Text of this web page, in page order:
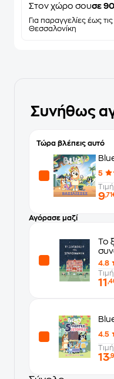
Στον χώρο σουσε
Για παραγγελίες έως
Θεσσαλονίκη
Συνήθως
Τώρα βλέπεις αυτό
5
9
Αγόρασε μαζί
Το
4.8
11
4.5
13